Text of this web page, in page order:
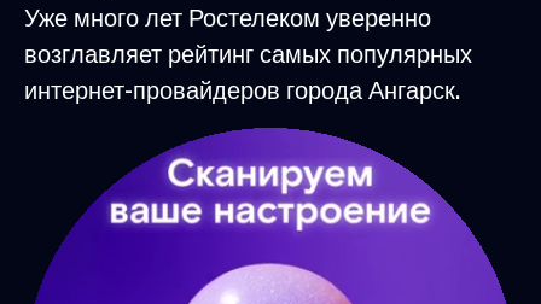
Уже много лет Ростелеком уверенно
возглавляет рейтинг самых популярных
интернет-провайдеров города Ангарск.